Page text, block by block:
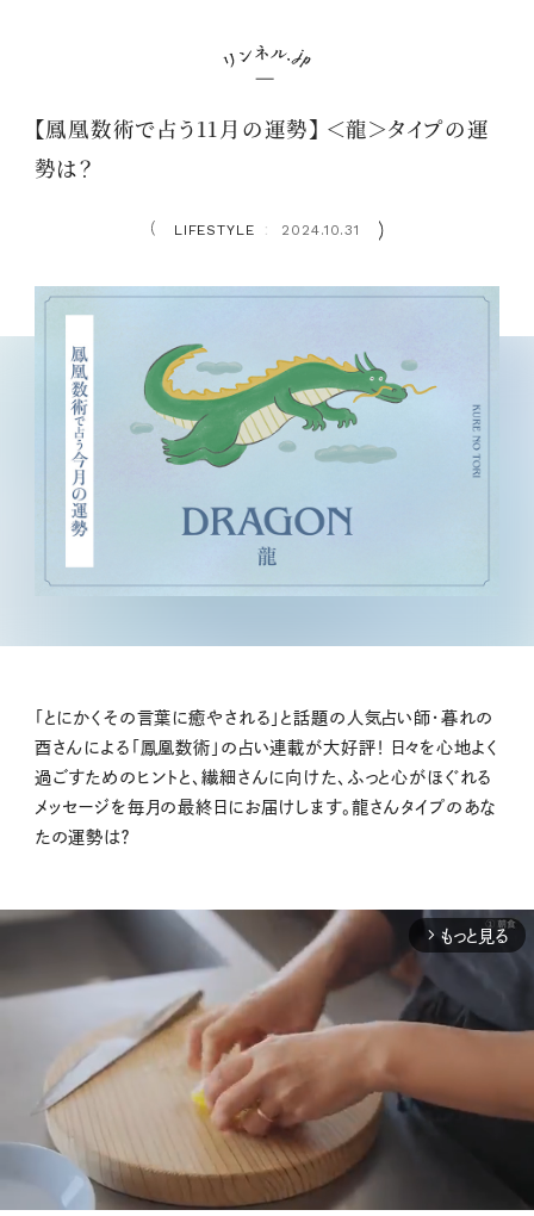
【鳳凰数術で占う11月の運勢】 ＜龍＞タイプの運
勢は？
LIFESTYLE ： 2024.10.31
「とにかくその言葉に癒やされる」と話題の人気占い師・暮れの
酉さんによる「鳳凰数術」の占い連載が大好評！ 日々を心地よく
過ごすためのヒントと、繊細さんに向けた、ふっと心がほぐれる
メッセージを毎月の最終日にお届けします。龍さんタイプのあな
たの運勢は？
arrow_forward_ios もっと見る